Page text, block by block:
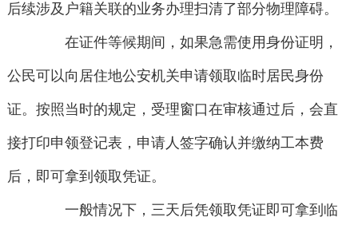
后续涉及户籍关联的业务办理扫清了部分物理障碍。
在证件等候期间，如果急需使用身份证明，
公民可以向居住地公安机关申请领取临时居民身份
证。按照当时的规定，受理窗口在审核通过后，会直
接打印申领登记表，申请人签字确认并缴纳工本费
后，即可拿到领取凭证。
一般情况下，三天后凭领取凭证即可拿到临